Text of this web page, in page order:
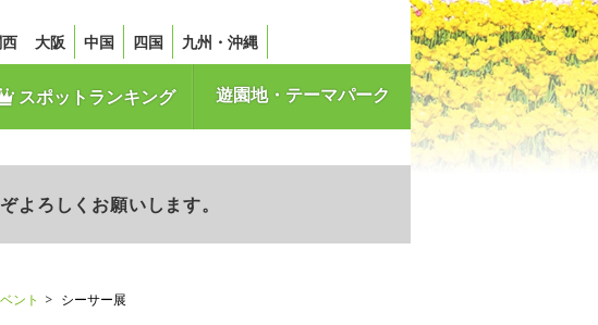
大阪 中国 四国 九州・沖縄
スポットランキング 遊園地・テーマパーク
よろしくお願いします。
ント シーサー展